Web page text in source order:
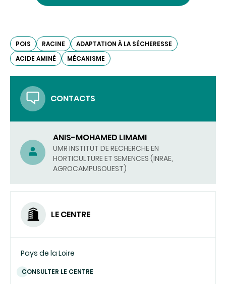
POIS RACINE
ADAPTATION À LA SÉCHERESSE
ACIDE AMINÉ
MÉCANISME
CONTACTS
ANIS-MOHAMED LIMAMI
UMR INSTITUT DE RECHERCHE EN
HORTICULTURE ET SEMENCES (INRAE,
AGROCAMPUSOUEST)
LE CENTRE
Pays de la Loire
CONSULTER LE CENTRE